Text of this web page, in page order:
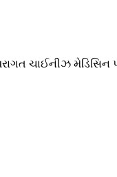
ચાઈનીઝ મેડિસિન